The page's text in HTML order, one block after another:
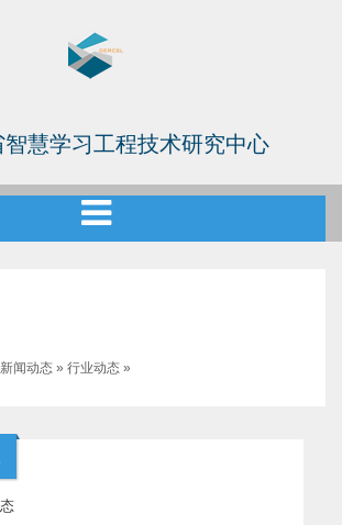
智慧学习工程技术研究中心
新闻动态 » 行业动态 »